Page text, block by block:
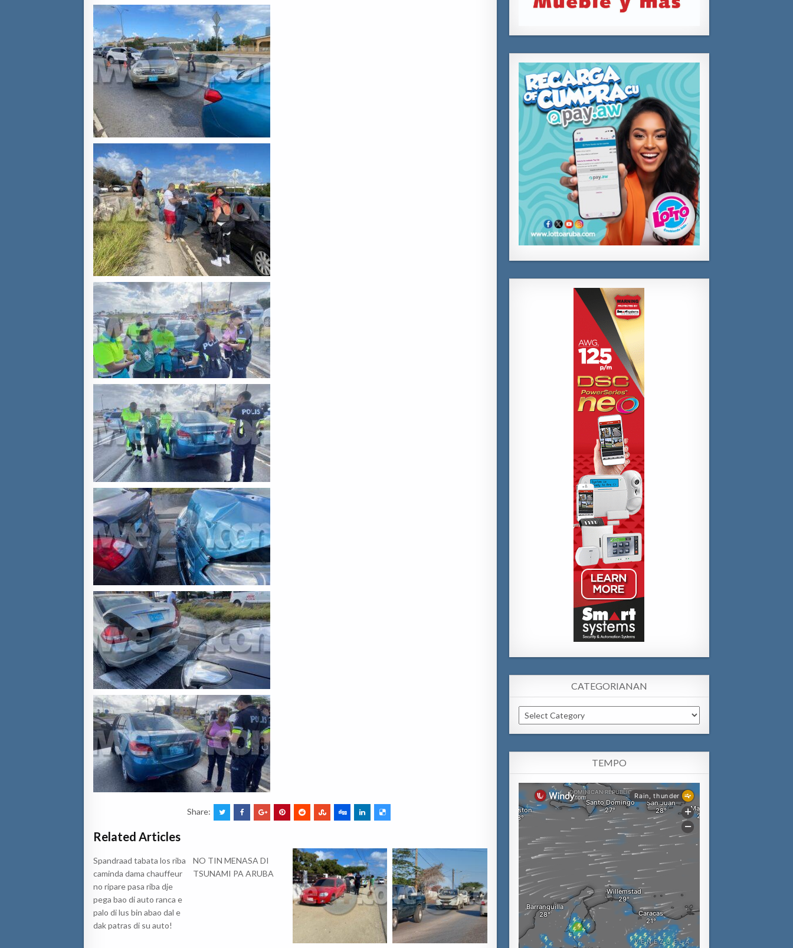
Share:
Related Articles
Spandraad tabata los riba
caminda dama chauffeur
no ripare pasa riba dje
pega bao di auto ranca e
palo di lus bin abao dal e
dak patras di su auto!
NO TIN MENASA DI
TSUNAMI PA ARUBA
CATEGORIANAN
Categorianan
TEMPO